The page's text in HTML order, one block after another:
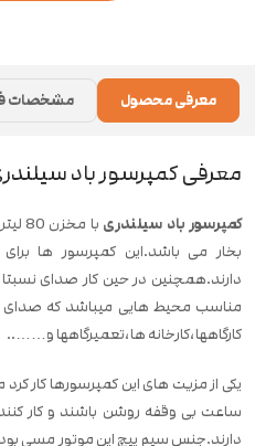
معرفی محصول مشخصات
معرفی کمپرسور باد سیلندری 80
کمپرسور باد سیلندری
بخار می باشد.این کمپرسور ها
دارند.همچنین در حین کار صدای
مناسب محیط هایی میباشد که صدای
کارگاهها،کارخانه ها،تعمیرگاهها و……..
دارند.جنس سیم پیچ این موتور مسی